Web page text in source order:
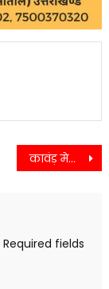
कावंड़ मेले में तीन अलग अलग हादसों में मोटरसाइकिलों में आग लगने से मचा हड़कंप….
Required fields